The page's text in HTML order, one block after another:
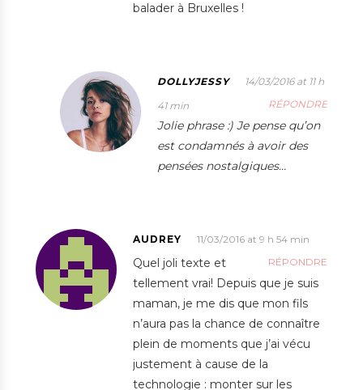
balader à Bruxelles !
DOLLYJESSY
14/03/2016 at 11 h
41 min
RÉPONDRE
Jolie phrase :) Je pense qu’on
est condamnés à avoir des
pensées nostalgiques…
AUDREY
11/03/2016 at 9 h 54 min
RÉPONDRE
Quel joli texte et
tellement vrai! Depuis que je suis
maman, je me dis que mon fils
n’aura pas la chance de connaître
plein de moments que j’ai vécu
justement à cause de la
technologie : monter sur les